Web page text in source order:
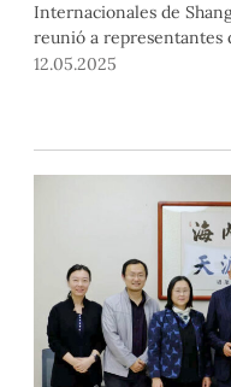
Internacionales de
reunió a representantes
Shanghái y de
12.05.2025